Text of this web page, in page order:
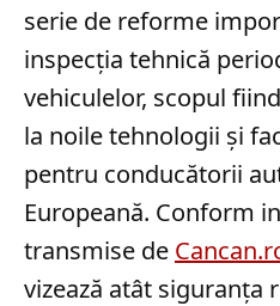
serie de reforme
inspecția tehnică
vehiculelor, scopul
la noile tehnologii și
pentru conducătorii
Europeană. Conform
transmise de
vizează atât siguranța